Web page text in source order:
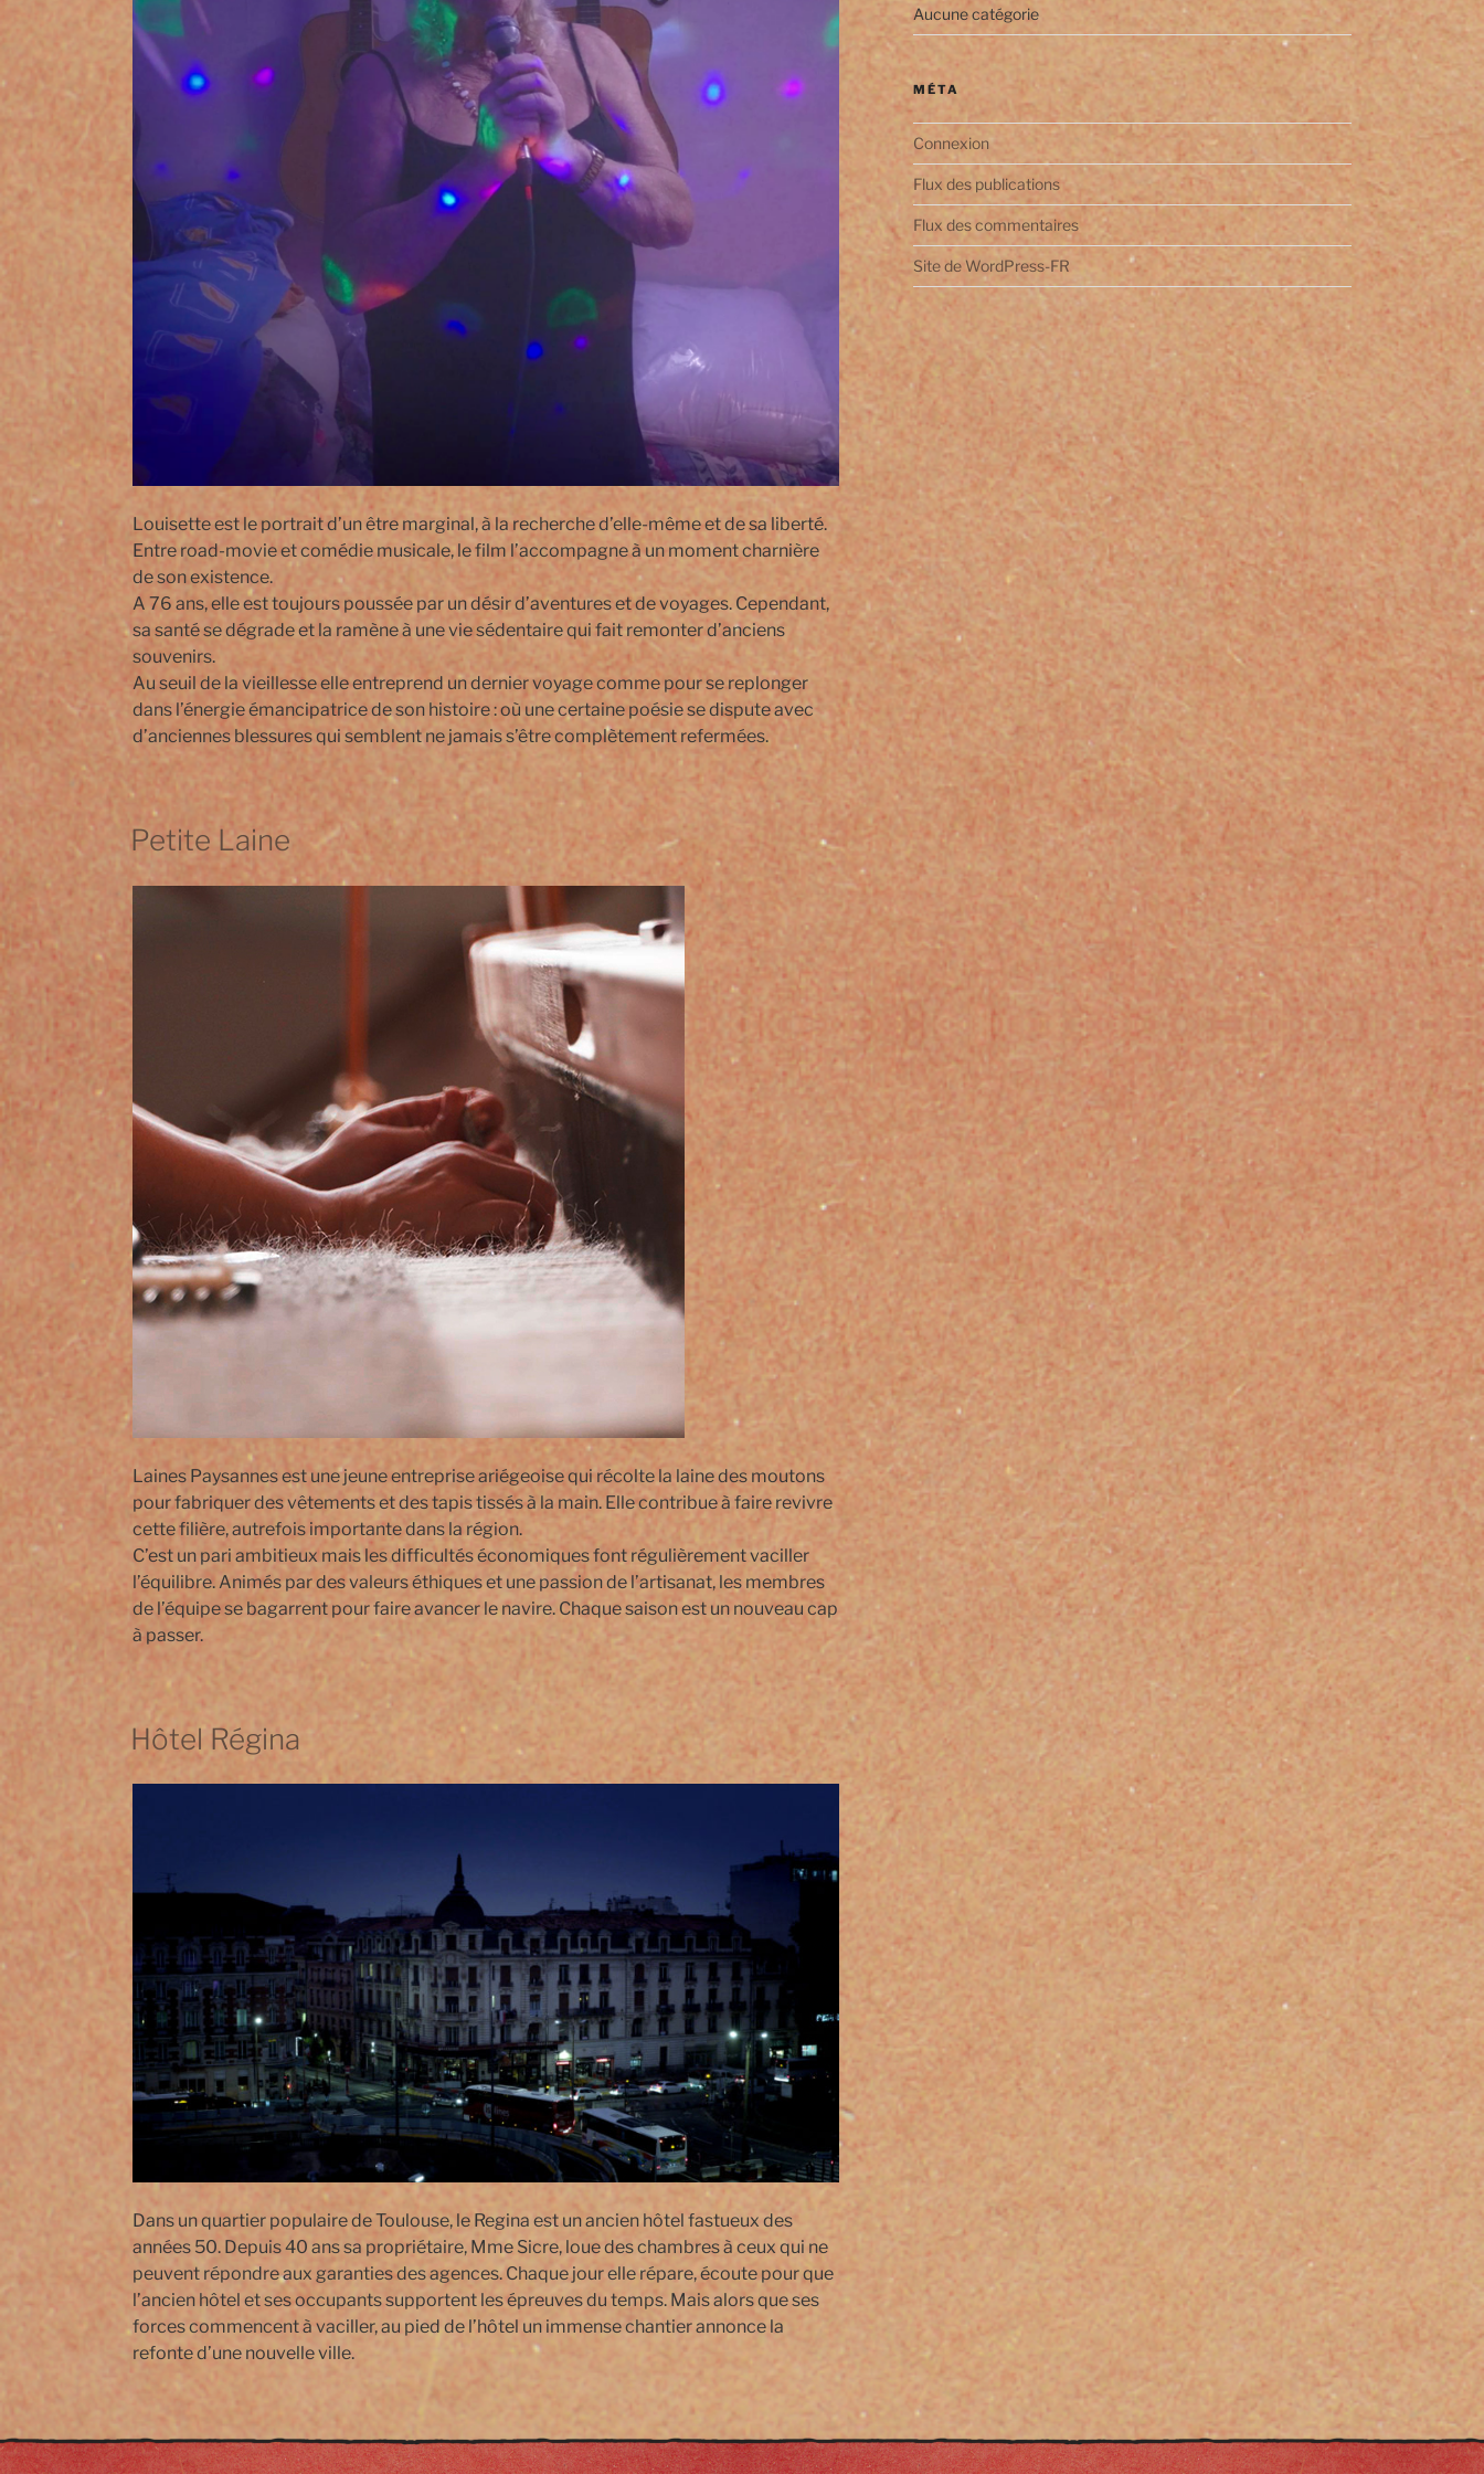
Louisette est le portrait d’un être marginal, à la recherche d’elle-même et de sa liberté.
Entre road-movie et comédie musicale, le film l’accompagne à un moment charnière
de son existence.
A 76 ans, elle est toujours poussée par un désir d’aventures et de voyages. Cependant,
sa santé se dégrade et la ramène à une vie sédentaire qui fait remonter d’anciens
souvenirs.
Au seuil de la vieillesse elle entreprend un dernier voyage comme pour se replonger
dans l’énergie émancipatrice de son histoire : où une certaine poésie se dispute avec
d’anciennes blessures qui semblent ne jamais s’être complètement refermées.
Petite Laine
Laines Paysannes est une jeune entreprise ariégeoise qui récolte la laine des moutons
pour fabriquer des vêtements et des tapis tissés à la main. Elle contribue à faire revivre
cette filière, autrefois importante dans la région.
C’est un pari ambitieux mais les difficultés économiques font régulièrement vaciller
l’équilibre. Animés par des valeurs éthiques et une passion de l’artisanat, les membres
de l’équipe se bagarrent pour faire avancer le navire. Chaque saison est un nouveau cap
à passer.
Hôtel Régina
Dans un quartier populaire de Toulouse, le Regina est un ancien hôtel fastueux des
années 50. Depuis 40 ans sa propriétaire, Mme Sicre, loue des chambres à ceux qui ne
peuvent répondre aux garanties des agences. Chaque jour elle répare, écoute pour que
l’ancien hôtel et ses occupants supportent les épreuves du temps. Mais alors que ses
forces commencent à vaciller, au pied de l’hôtel un immense chantier annonce la
refonte d’une nouvelle ville.
Aucune catégorie
MÉTA
Connexion
Flux des publications
Flux des commentaires
Site de WordPress-FR